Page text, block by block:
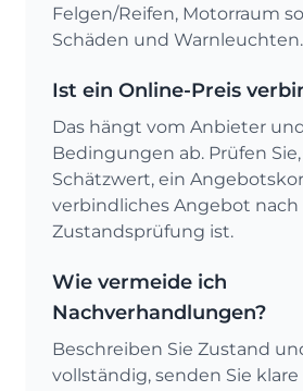
Felgen/Reifen, Motorraum
Schäden und Warnleuchten.
Ist ein Online-Preis
Das hängt vom Anbieter
Bedingungen ab. Prüfen
Schätzwert, ein
verbindliches Angebot nach
Zustandsprüfung ist.
Wie vermeide ich
Nachverhandlungen?
Beschreiben Sie Zustand
vollständig, senden Sie